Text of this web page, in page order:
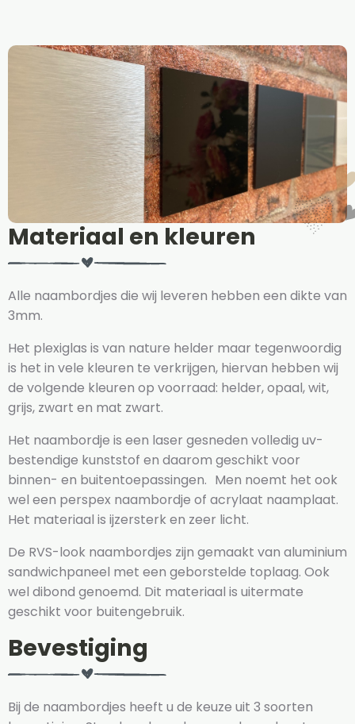
Materiaal en kleuren
Alle naambordjes die wij leveren hebben een dikte van
3mm.
Het plexiglas is van nature helder maar tegenwoordig
is het in vele kleuren te verkrijgen, hiervan hebben wij
de volgende kleuren op voorraad: helder, opaal, wit,
grijs, zwart en mat zwart.
Het naambordje is een laser gesneden volledig uv-
bestendige kunststof en daarom geschikt voor
binnen- en buitentoepassingen. Men noemt het ook
wel een perspex naambordje of acrylaat naamplaat.
Het materiaal is ijzersterk en zeer licht.
De RVS-look naambordjes zijn gemaakt van aluminium
sandwichpaneel met een geborstelde toplaag. Ook
wel dibond genoemd. Dit materiaal is uitermate
geschikt voor buitengebruik.
Bevestiging
Bij de naambordjes heeft u de keuze uit 3 soorten